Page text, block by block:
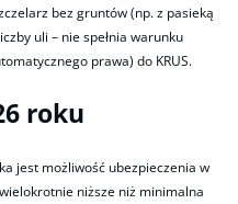
bez gruntów (np. z pasieką
uli – nie spełnia warunku
prawa) do KRUS.
roku
jest możliwość ubezpieczenia w
wielokrotnie niższe niż minimalna